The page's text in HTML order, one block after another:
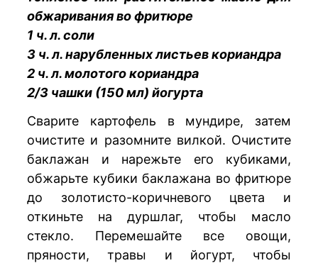
обжаривания во фритюре
1 ч. л. соли
3 ч. л. нарубленных листьев кориандра
2 ч. л. молотого кориандра
2/3 чашки (150 мл) йогурта
Сварите картофель в мундире, затем
очистите и разомните вилкой. Очистите
баклажан и нарежьте его кубиками,
обжарьте кубики баклажана во фритюре
до золотисто-коричневого цвета и
откиньте на дуршлаг, чтобы масло
стекло. Перемешайте все овощи,
пряности, травы и йогурт, чтобы